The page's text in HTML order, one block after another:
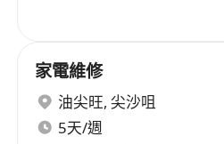
家電維修
油尖旺, 尖沙咀
5天/週